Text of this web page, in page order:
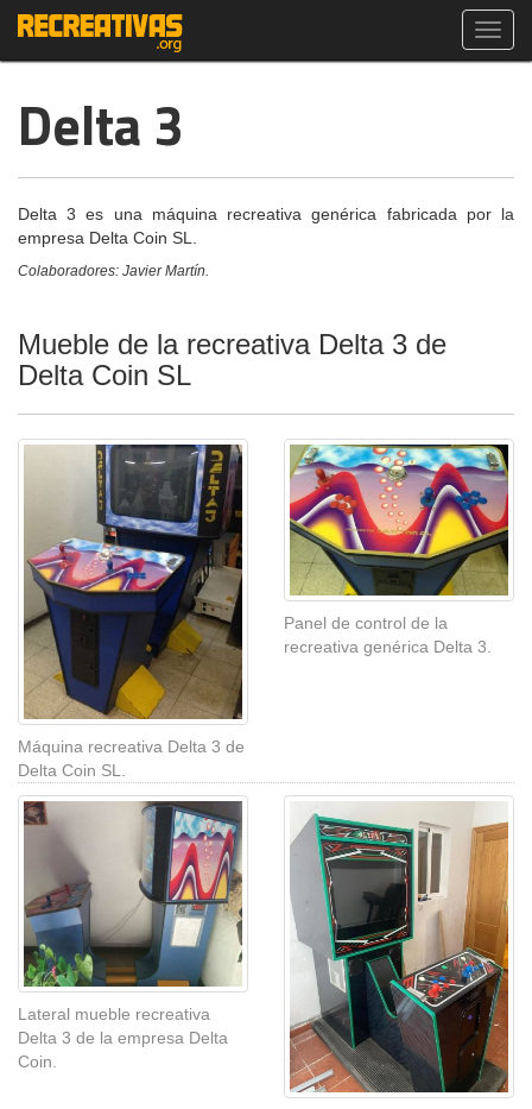
Delta 3
Delta 3 es una máquina recreativa genérica fabricada por la
empresa Delta Coin SL.
Colaboradores: Javier Martín.
Mueble de la recreativa Delta 3 de
Delta Coin SL
Máquina recreativa Delta 3 de
Delta Coin SL.
Panel de control de la
recreativa genérica Delta 3.
Lateral mueble recreativa
Delta 3 de la empresa Delta
Coin.